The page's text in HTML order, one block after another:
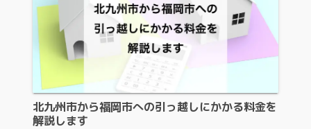
北九州市から福岡市への引っ越しにかかる料金を
解説します